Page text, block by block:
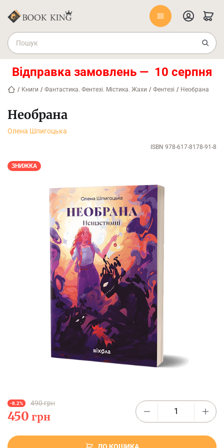
Відправка замовлень — 10 серпня
/ Книги / Фантастика. Фентезі. Містика. Жахи / Фентезі / Необрана
Необрана
Олена Шпигоцька
ISBN 978-617-8178-91-8
ЗНИЖКА
-8.2% 490 грн
450 грн
ДО КОШИКА